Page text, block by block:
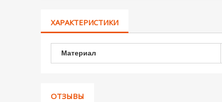
ХАРАКТЕРИСТИКИ
Материал
ОТЗЫВЫ